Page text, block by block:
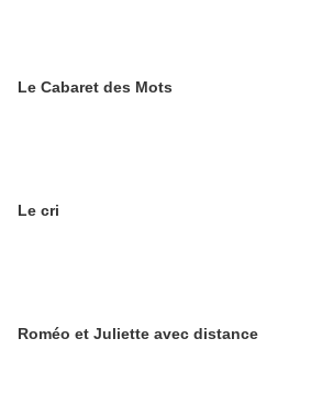
Le Cabaret des Mots
Le cri
Roméo et Juliette avec distance